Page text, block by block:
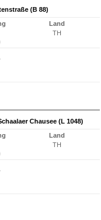
(B 88)
Land
TH
Chausee (L 1048)
Land
TH